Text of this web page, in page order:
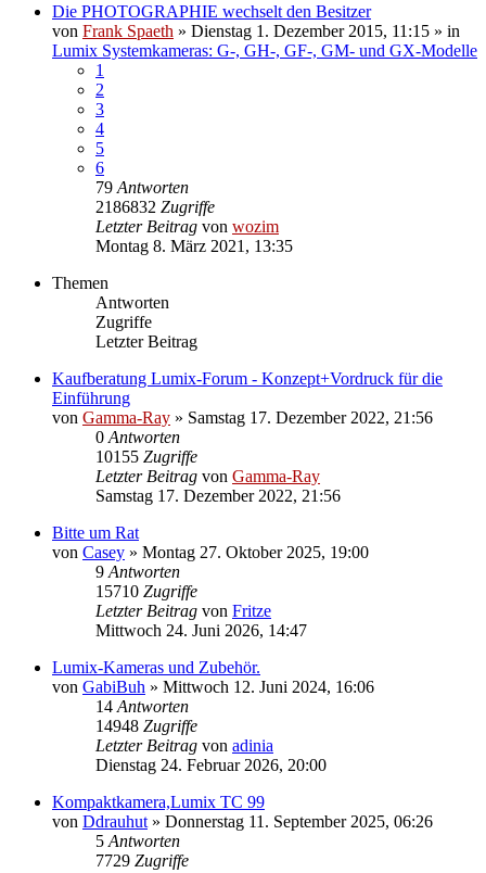
Die PHOTOGRAPHIE wechselt den Besitzer
von Frank Spaeth » Dienstag 1. Dezember 2015, 11:15 » in
Lumix Systemkameras: G-, GH-, GF-, GM- und GX-Modelle
1
2
3
4
5
6
79 Antworten
2186832 Zugriffe
Letzter Beitrag von wozim
Montag 8. März 2021, 13:35
Themen
Antworten
Zugriffe
Letzter Beitrag
Kaufberatung Lumix-Forum - Konzept+Vordruck für die
Einführung
von Gamma-Ray » Samstag 17. Dezember 2022, 21:56
0 Antworten
10155 Zugriffe
Letzter Beitrag von Gamma-Ray
Samstag 17. Dezember 2022, 21:56
Bitte um Rat
von Casey » Montag 27. Oktober 2025, 19:00
9 Antworten
15710 Zugriffe
Letzter Beitrag von Fritze
Mittwoch 24. Juni 2026, 14:47
Lumix-Kameras und Zubehör.
von GabiBuh » Mittwoch 12. Juni 2024, 16:06
14 Antworten
14948 Zugriffe
Letzter Beitrag von adinia
Dienstag 24. Februar 2026, 20:00
Kompaktkamera,Lumix TC 99
von Ddrauhut » Donnerstag 11. September 2025, 06:26
5 Antworten
7729 Zugriffe